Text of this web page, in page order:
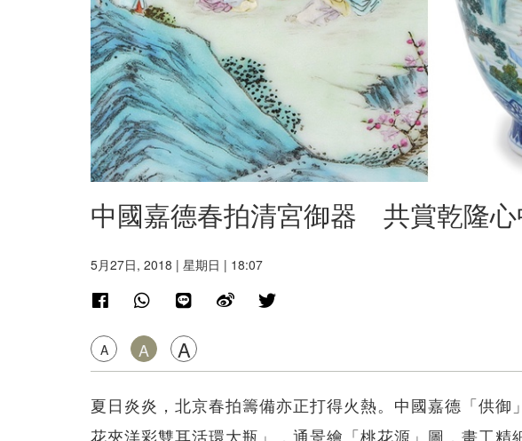
中國嘉德春拍清宮御器 共賞乾隆心
5月27日, 2018 | 星期日 | 18:07
A A A
夏日炎炎，北京春拍籌備亦正打得火熱。中國嘉德「供御
花夾洋彩雙耳活環大瓶」，通景繪「桃花源」圖，畫工精